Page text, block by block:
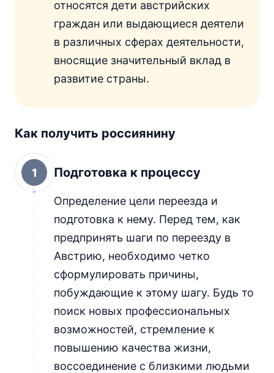
относятся дети австрийских
граждан или выдающиеся деятели
в различных сферах деятельности,
вносящие значительный вклад в
развитие страны.
Как получить россиянину
1 Подготовка к процессу
Определение цели переезда и
подготовка к нему. Перед тем, как
предпринять шаги по переезду в
Австрию, необходимо четко
сформулировать причины,
побуждающие к этому шагу. Будь то
поиск новых профессиональных
возможностей, стремление к
повышению качества жизни,
воссоединение с близкими людьми